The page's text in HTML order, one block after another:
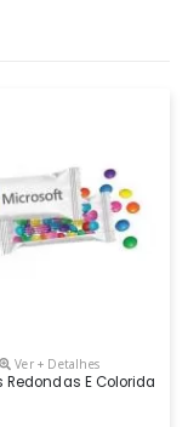
Para
Ver + Detalhes
Redondas E Coloridas